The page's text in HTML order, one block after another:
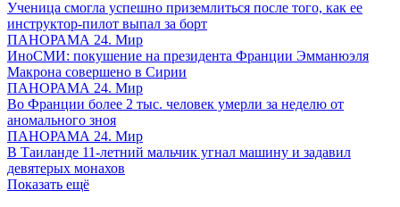
Ученица смогла успешно приземлиться после того, как ее
инструктор-пилот выпал за борт
ПАНОРАМА 24. Мир
ИноСМИ: покушение на президента Франции Эмманюэля
Макрона совершено в Сирии
ПАНОРАМА 24. Мир
Во Франции более 2 тыс. человек умерли за неделю от
аномального зноя
ПАНОРАМА 24. Мир
В Таиланде 11-летний мальчик угнал машину и задавил
девятерых монахов
Показать ещё